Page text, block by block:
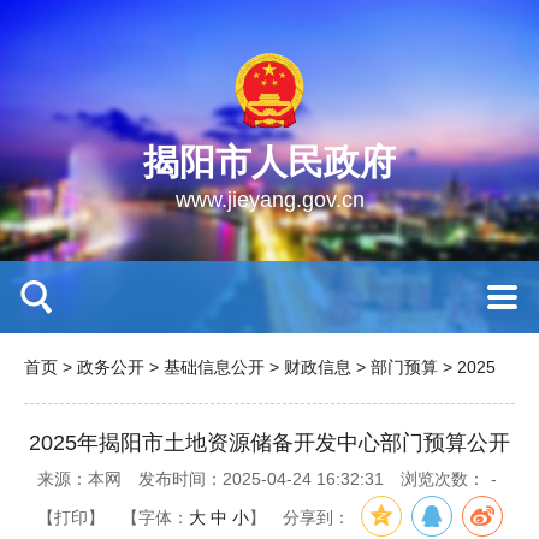
揭阳市人民政府
www.jieyang.gov.cn
首页 > 政务公开 > 基础信息公开 > 财政信息 > 部门预算 > 2025
2025年揭阳市土地资源储备开发中心部门预算公开
来源：本网 发布时间：2025-04-24 16:32:31 浏览次数： -
【打印】 【字体： 大 中 小】 分享到：